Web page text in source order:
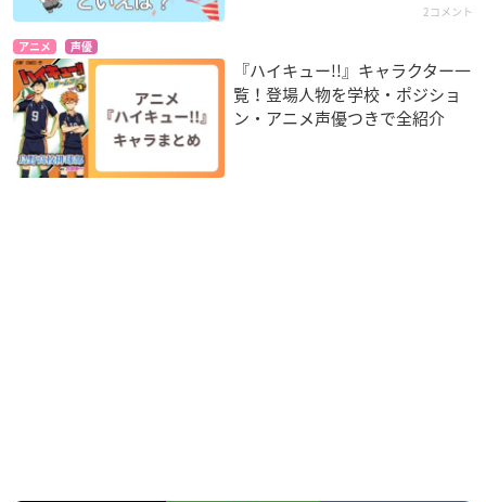
2コメント
アニメ 声優
『ハイキュー!!』キャラクター一
覧！登場人物を学校・ポジショ
ン・アニメ声優つきで全紹介